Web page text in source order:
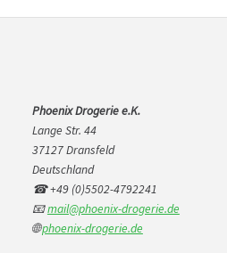
Phoenix Drogerie e.K.
Lange Str. 44
37127 Dransfeld
Deutschland
☎ +49 (0)5502-4792241
📧mail@phoenix-drogerie.de
🌐phoenix-drogerie.de